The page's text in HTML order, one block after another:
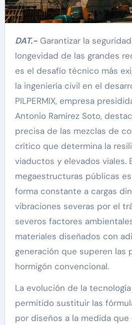
DAT.-Garantizar la
longevidad de las grandes
es el desafío técnico más
la ingeniería civil en el
PILPERMIX, empresa
Antonio Ramírez Soto,
precisa de las mezclas de
crítico que determina la
viaductos y elevados viales.
megaestructuras públicas
forma constante a cargas
vibraciones severas por el
severos factores
materiales diseñados con
generación que superen las
hormigón convencional.
La evolución de la
permitido sustituir las
por diseños a la medida que